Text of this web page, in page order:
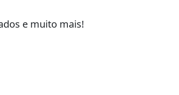
e muito mais!